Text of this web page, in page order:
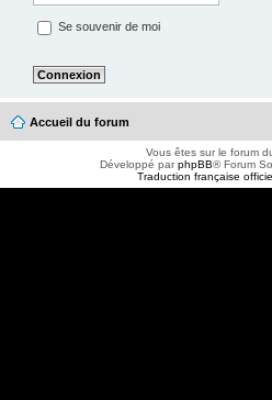
Se souvenir de moi
Accueil du forum
Vous êtes sur le forum
Développé parphpBB® Forum
Traduction française